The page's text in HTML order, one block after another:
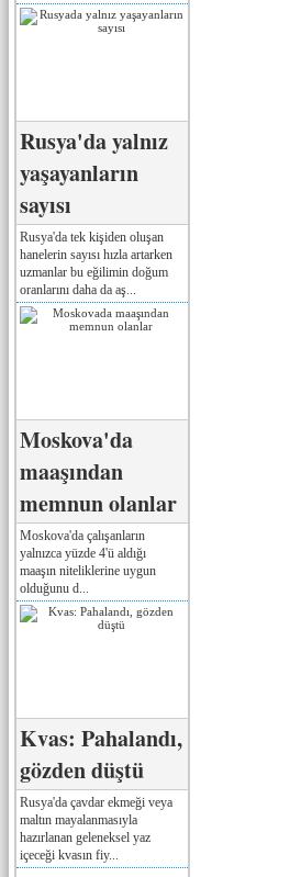
Rusya'da yalnız
yaşayanların
sayısı
Rusya'da tek kişiden oluşan
hanelerin sayısı hızla artarken
uzmanlar bu eğilimin doğum
oranlarını daha da aş...
Moskova'da
maaşından
memnun olanlar
Moskova'da çalışanların
yalnızca yüzde 4'ü aldığı
maaşın niteliklerine uygun
olduğunu d...
Kvas: Pahalandı,
gözden düştü
Rusya'da çavdar ekmeği veya
maltın mayalanmasıyla
hazırlanan geleneksel yaz
içeceği kvasın fiy...